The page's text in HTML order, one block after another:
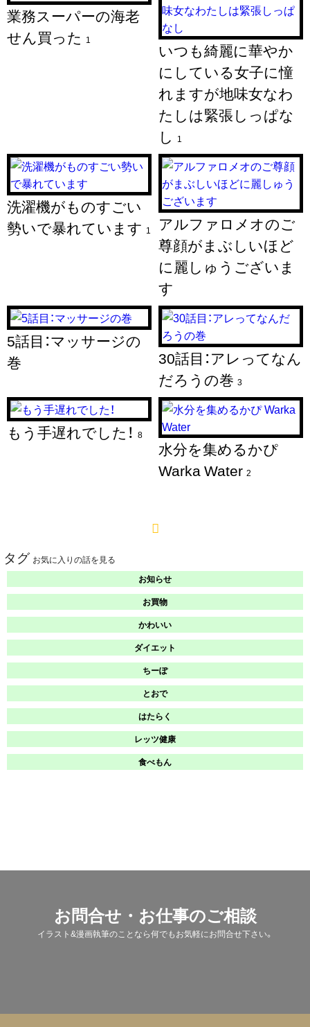
業務スーパーの海老
せん買った 1
いつも綺麗に華やか
にしている女子に憧
れますが地味女なわ
たしは緊張しっぱな
し 1
洗濯機がものすごい
勢いで暴れています 1
アルファロメオのご
尊顔がまぶしいほど
に麗しゅうございま
す
5話目：マッサージの
巻
30話目：アレってなん
だろうの巻 3
もう手遅れでした！ 8
水分を集めるかぴ
Warka Water 2
タグ お気に入りの話を見る
お知らせ
お買物
かわいい
ダイエット
ちーぽ
とおで
はたらく
レッツ健康
食べもん
お問合せ・お仕事のご相談
イラスト&漫画執筆のことなら何でもお気軽にお問合せ下さい。